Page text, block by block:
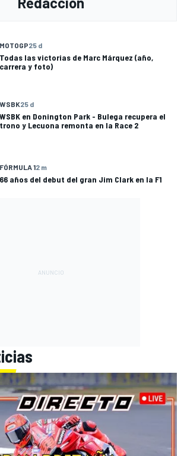
MOTOGP25 d
Todas las victorias de Marc Márquez (año,
carrera y foto)
WSBK25 d
WSBK en Donington Park - Bulega recupera el
trono y Lecuona remonta en la Race 2
FÓRMULA 12 m
66 años del debut del gran Jim Clark en la F1